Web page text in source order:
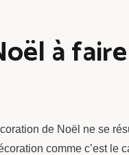
à
de Noël ne se
comme c’est le